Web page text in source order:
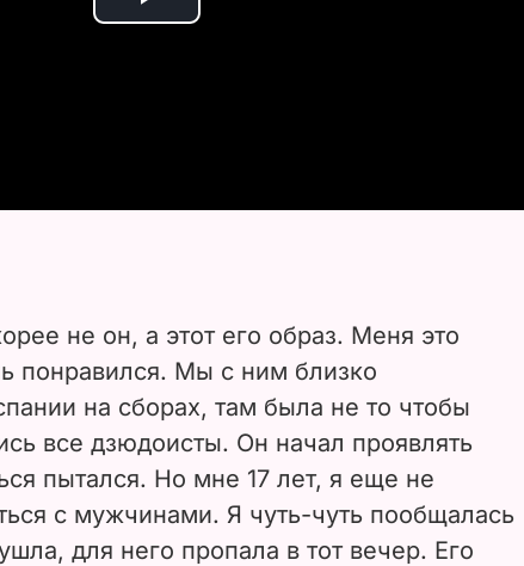
P
d
e
o
не он, а этот его образ. Меня это
понравился. Мы с ним близко
на сборах, там была не то чтобы
все дзюдоисты. Он начал проявлять
пытался. Но мне 17 лет, я еще не
с мужчинами. Я чуть-чуть пообщалась
для него пропала в тот вечер. Его